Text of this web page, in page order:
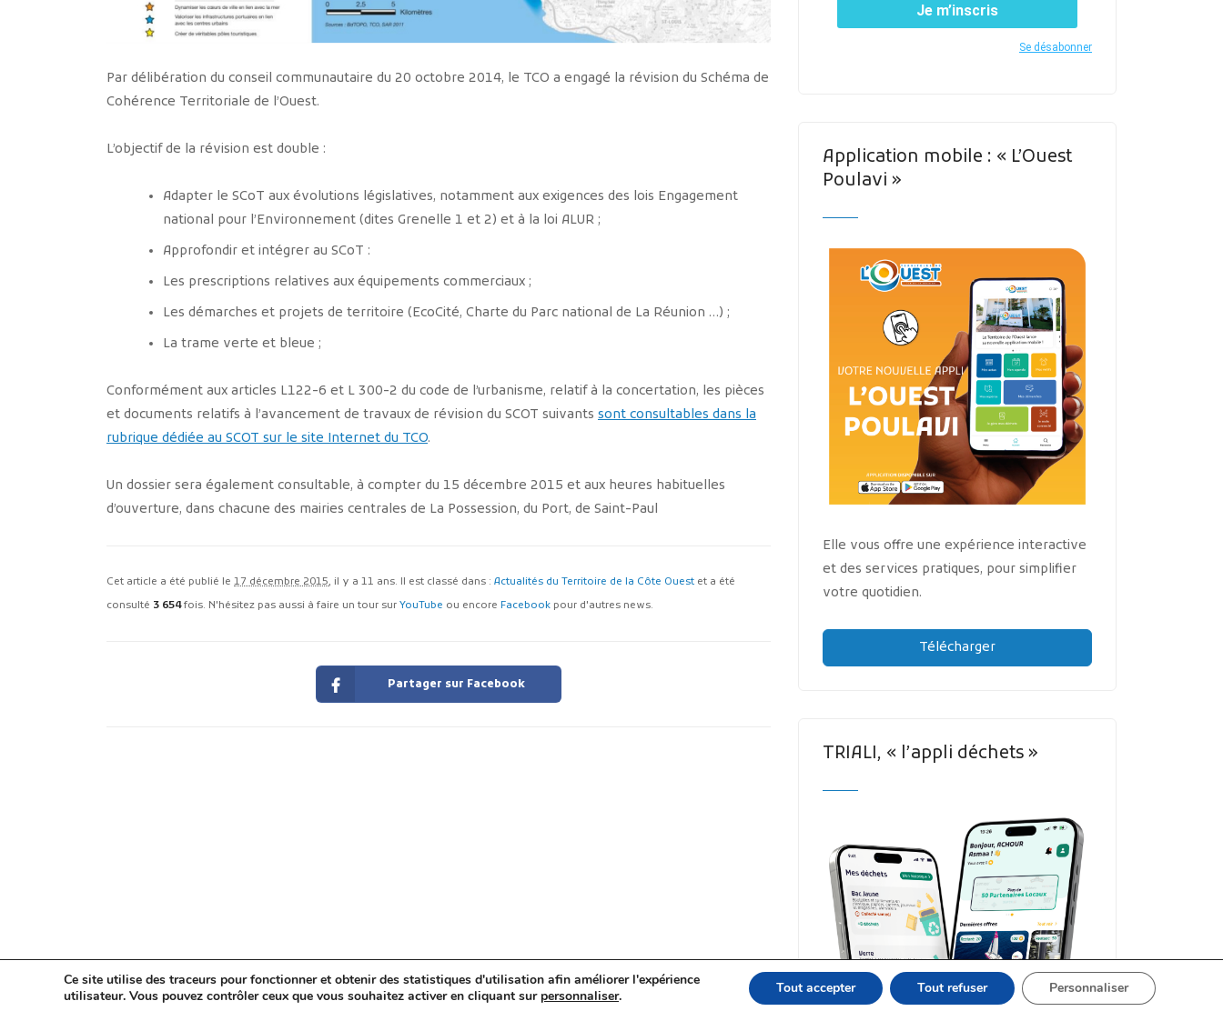
Par délibération du conseil communautaire du 20 octobre 2014, le TCO a engagé la révision du Schéma de
Cohérence Territoriale de l’Ouest.
L’objectif de la révision est double :
Adapter le SCoT aux évolutions législatives, notamment aux exigences des lois Engagement
national pour l’Environnement (dites Grenelle 1 et 2) et à la loi ALUR ;
Approfondir et intégrer au SCoT :
Les prescriptions relatives aux équipements commerciaux ;
Les démarches et projets de territoire (EcoCité, Charte du Parc national de La Réunion …) ;
La trame verte et bleue ;
Conformément aux articles L122-6 et L 300-2 du code de l’urbanisme, relatif à la concertation, les pièces
et documents relatifs à l’avancement de travaux de révision du SCOT suivants sont consultables dans la
rubrique dédiée au SCOT sur le site Internet du TCO.
Un dossier sera également consultable, à compter du 15 décembre 2015 et aux heures habituelles
d’ouverture, dans chacune des mairies centrales de La Possession, du Port, de Saint-Paul
Cet article a été publié le 17 décembre 2015, il y a 11 ans. Il est classé dans : Actualités du Territoire de la Côte Ouest et a été
consulté 3 654fois. N'hésitez pas aussi à faire un tour sur YouTube ou encore Facebook pour d'autres news.
Partager sur Facebook
Je m’inscris
Se désabonner
Application mobile : « L’Ouest
Poulavi »
Elle vous offre une expérience interactive
et des services pratiques, pour simplifier
votre quotidien.
Télécharger
TRIALI, « l’appli déchets »
Ce site utilise des traceurs pour fonctionner et obtenir des statistiques d'utilisation afin améliorer l'expérience
utilisateur. Vous pouvez contrôler ceux que vous souhaitez activer en cliquant sur personnaliser. Tout accepter Tout refuser Personnaliser